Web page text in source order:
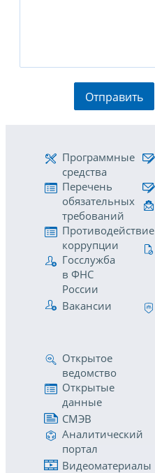
Отправить
Программные
средства
Перечень
обязательных
требований
Противодействие
коррупции
Госслужба
в ФНС
России
Вакансии
Открытое
ведомство
Открытые
данные
СМЭВ
Аналитический
портал
Видеоматериалы